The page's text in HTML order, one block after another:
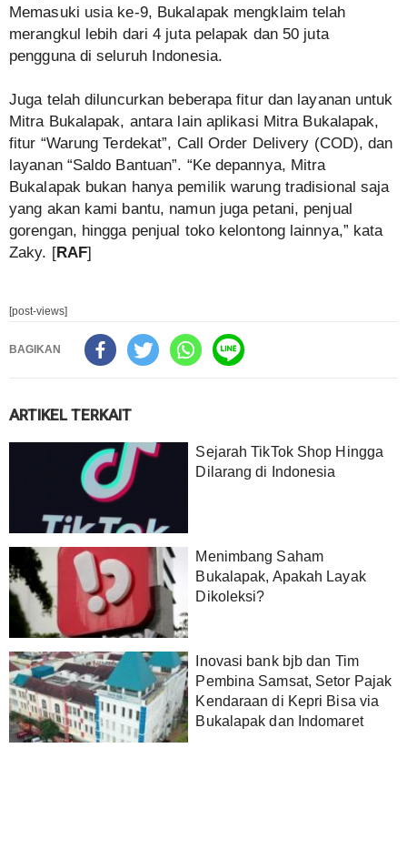
Memasuki usia ke-9, Bukalapak mengklaim telah
merangkul lebih dari 4 juta pelapak dan 50 juta
pengguna di seluruh Indonesia.
Juga telah diluncurkan beberapa fitur dan layanan untuk
Mitra Bukalapak, antara lain aplikasi Mitra Bukalapak,
fitur “Warung Terdekat”, Call Order Delivery (COD), dan
layanan “Saldo Bantuan”. “Ke depannya, Mitra
Bukalapak bukan hanya pemilik warung tradisional saja
yang akan kami bantu, namun juga petani, penjual
gorengan, hingga penjual toko kelontong lainnya,” kata
Zaky. [RAF]
[post-views]
BAGIKAN
ARTIKEL TERKAIT
Sejarah TikTok Shop Hingga
Dilarang di Indonesia
Menimbang Saham
Bukalapak, Apakah Layak
Dikoleksi?
Inovasi bank bjb dan Tim
Pembina Samsat, Setor Pajak
Kendaraan di Kepri Bisa via
Bukalapak dan Indomaret